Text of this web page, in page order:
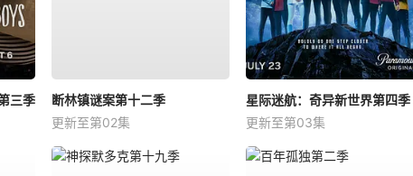
三季
断林镇谜案第十二季
更新至第02集
星际迷航：奇异新世界第四季
更新至第03集